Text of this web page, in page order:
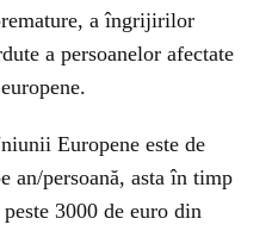
a îngrijirilor
a persoanelor afectate
Europene este de
an/persoană, asta în timp
peste 3000 de euro din